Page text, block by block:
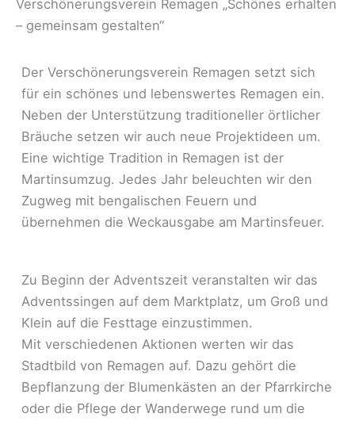
Verschönerungsverein Remagen „Schönes erhalten
– gemeinsam gestalten“
Der Verschönerungsverein Remagen setzt sich
für ein schönes und lebenswertes Remagen ein.
Neben der Unterstützung traditioneller örtlicher
Bräuche setzen wir auch neue Projektideen um.
Eine wichtige Tradition in Remagen ist der
Martinsumzug. Jedes Jahr beleuchten wir den
Zugweg mit bengalischen Feuern und
übernehmen die Weckausgabe am Martinsfeuer.
Zu Beginn der Adventszeit veranstalten wir das
Adventssingen auf dem Marktplatz, um Groß und
Klein auf die Festtage einzustimmen.
Mit verschiedenen Aktionen werten wir das
Stadtbild von Remagen auf. Dazu gehört die
Bepflanzung der Blumenkästen an der Pfarrkirche
oder die Pflege der Wanderwege rund um die